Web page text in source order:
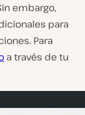
embargo,
para
Para
a través de tu